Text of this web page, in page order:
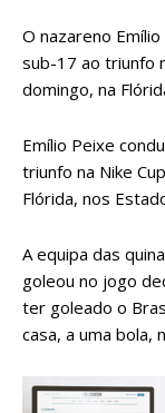
O nazareno
sub-17 ao triunfo
domingo, na
Emílio Peixe
triunfo na Nike
Flórida, nos
A equipa das
goleou no jogo
ter goleado o
casa, a uma bola,